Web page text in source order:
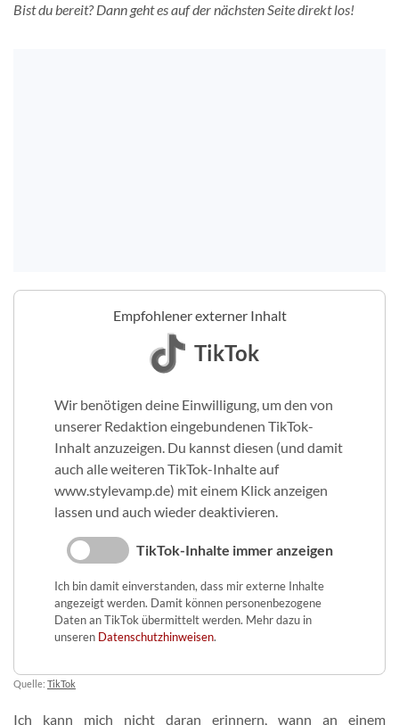
Bist du bereit? Dann geht es auf der nächsten Seite direkt los!
Empfohlener externer Inhalt
TikTok
Wir benötigen deine Einwilligung, um den von
unserer Redaktion eingebundenen TikTok-
Inhalt anzuzeigen. Du kannst diesen (und damit
auch alle weiteren TikTok-Inhalte auf
www.stylevamp.de) mit einem Klick anzeigen
lassen und auch wieder deaktivieren.
TikTok-Inhalte immer anzeigen
Ich bin damit einverstanden, dass mir externe Inhalte
angezeigt werden. Damit können personenbezogene
Daten an TikTok übermittelt werden. Mehr dazu in
unseren Datenschutzhinweisen.
Quelle: TikTok
Ich kann mich nicht daran erinnern, wann an einem